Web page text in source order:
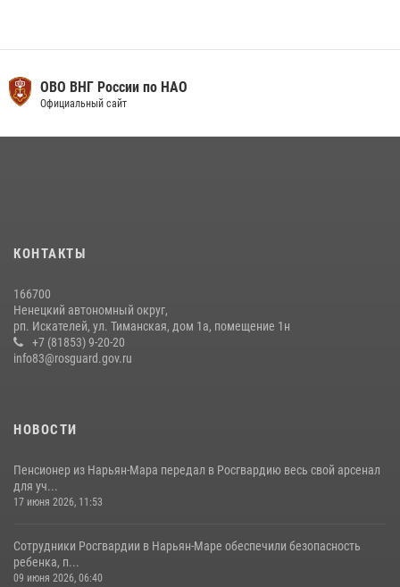
ОВО ВНГ России по НАО
Официальный сайт
КОНТАКТЫ
166700
Ненецкий автономный округ,
рп. Искателей, ул. Тиманская, дом 1а, помещение 1н
+7 (81853) 9-20-20
info83@rosguard.gov.ru
НОВОСТИ
Пенсионер из Нарьян-Мара передал в Росгвардию весь свой арсенал
для уч...
17 июня 2026, 11:53
Сотрудники Росгвардии в Нарьян-Маре обеспечили безопасность
ребенка, п...
09 июня 2026, 06:40